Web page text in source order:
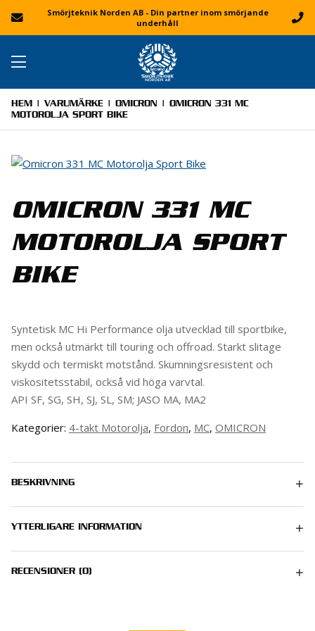
Smörjteknik Norden AB - Din partner inom smörjande
underhåll
HEM | VARUMÄRKE | OMICRON | OMICRON 331 MC
MOTOROLJA SPORT BIKE
OMICRON 331 MC
MOTOROLJA SPORT
BIKE
Syntetisk MC Hi Performance olja utvecklad till sportbike,
men också utmärkt till touring och offroad. Starkt slitage
skydd och termiskt motstånd. Skumningsresistent och
viskositetsstabil, också vid höga varvtal.
API SF, SG, SH, SJ, SL, SM; JASO MA, MA2
Kategorier: 4-takt Motorolja, Fordon, MC, OMICRON
BESKRIVNING
YTTERLIGARE INFORMATION
RECENSIONER (0)